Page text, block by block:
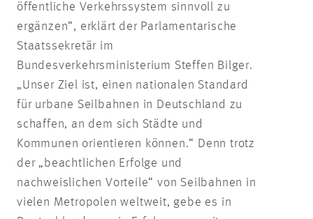
öffentliche Verkehrssystem sinnvoll zu
ergänzen“, erklärt der Parlamentarische
Staatssekretär im
Bundesverkehrsministerium Steffen Bilger.
„Unser Ziel ist, einen nationalen Standard
für urbane Seilbahnen in Deutschland zu
schaffen, an dem sich Städte und
Kommunen orientieren können.“ Denn trotz
der „beachtlichen Erfolge und
nachweislichen Vorteile“ von Seilbahnen in
vielen Metropolen weltweit, gebe es in